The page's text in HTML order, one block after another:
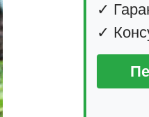
✓
✓